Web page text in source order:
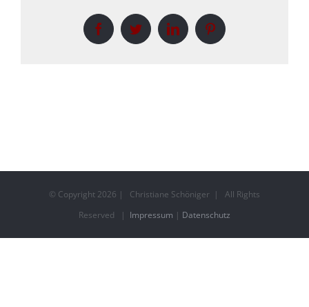
FacebookTwitterLinkedInPinterest
© Copyright 2026 | Christiane Schöniger | All Rights
Reserved | Impressum | Datenschutz